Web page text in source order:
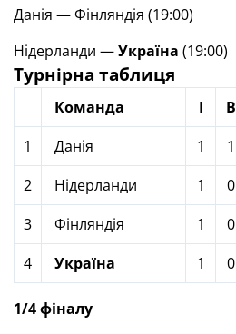
Данія — Фінляндія (19:00)
Нідерланди —Україна (19:00)
Турнірна таблиця
Команда І В
1
Данія 1 1
2
Нідерланди 1 0
3
Фінляндія 1 0
4
Україна 1 0
1/4 фіналу